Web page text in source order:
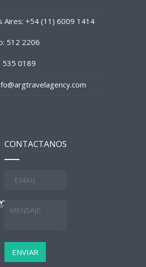
Aires: +54 (11) 6009 1414
512 2206
535 0189
CONTACTANOS